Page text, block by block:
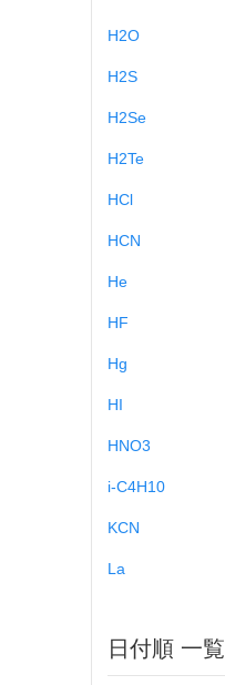
H2O
H2S
H2Se
H2Te
HCl
HCN
He
HF
Hg
HI
HNO3
i-C4H10
KCN
La
日付順 一覧